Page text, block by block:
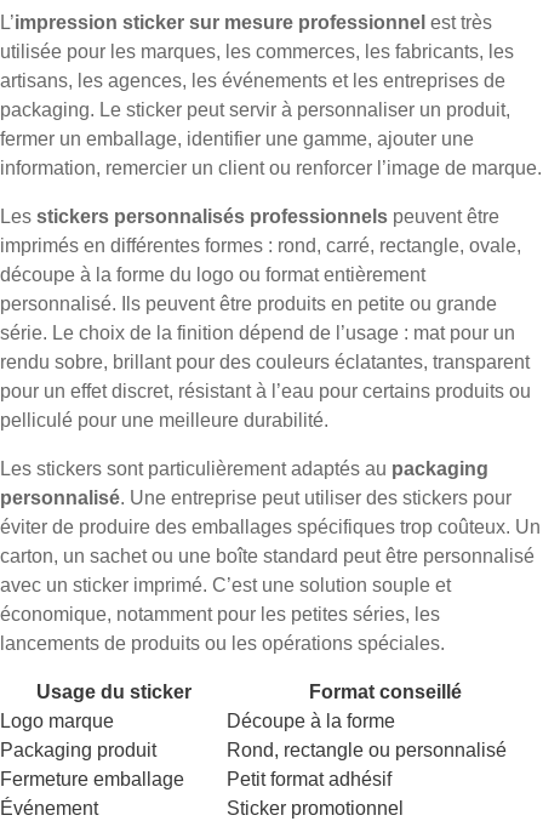
L’impression sticker sur mesure professionnel est très
utilisée pour les marques, les commerces, les fabricants, les
artisans, les agences, les événements et les entreprises de
packaging. Le sticker peut servir à personnaliser un produit,
fermer un emballage, identifier une gamme, ajouter une
information, remercier un client ou renforcer l’image de marque.
Les stickers personnalisés professionnels peuvent être
imprimés en différentes formes : rond, carré, rectangle, ovale,
découpe à la forme du logo ou format entièrement
personnalisé. Ils peuvent être produits en petite ou grande
série. Le choix de la finition dépend de l’usage : mat pour un
rendu sobre, brillant pour des couleurs éclatantes, transparent
pour un effet discret, résistant à l’eau pour certains produits ou
pelliculé pour une meilleure durabilité.
Les stickers sont particulièrement adaptés au packaging
personnalisé. Une entreprise peut utiliser des stickers pour
éviter de produire des emballages spécifiques trop coûteux. Un
carton, un sachet ou une boîte standard peut être personnalisé
avec un sticker imprimé. C’est une solution souple et
économique, notamment pour les petites séries, les
lancements de produits ou les opérations spéciales.
Usage du sticker
Format conseillé
Logo marque
Découpe à la forme
Packaging produit
Rond, rectangle ou personnalisé
Fermeture emballage
Petit format adhésif
Événement
Sticker promotionnel